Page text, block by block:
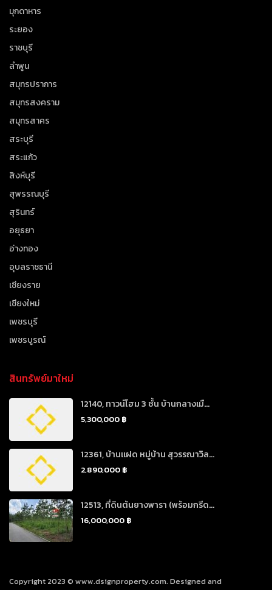
มุกดาหาร
ระยอง
ราชบุรี
ลำพูน
สมุทรปราการ
สมุทรสงคราม
สมุทรสาคร
สระบุรี
สระแก้ว
สิงห์บุรี
สุพรรณบุรี
สุรินทร์
อยุธยา
อ่างทอง
อุบลราชธานี
เชียงราย
เชียงใหม่
เพชรบุรี
เพชรบูรณ์
สินทรัพย์มาใหม่
12140, ทาวน์โฮม 3 ชั้น บ้านกลางเมื...
5,300,000 ฿
12361, บ้านแฝด หมู่บ้าน สุวรรณาวิล...
2,890,000 ฿
12513, ที่ดินต้นยางพารา (พร้อมกรีด...
16,000,000 ฿
Copyright 2023 © www.dsignproperty.com. Designed and